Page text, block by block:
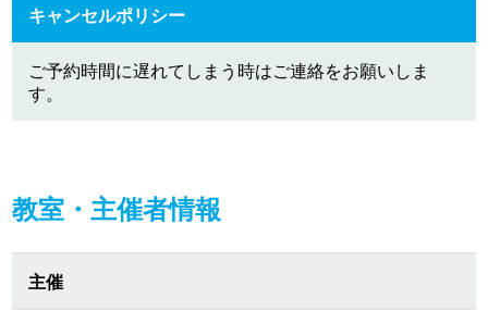
キャンセルポリシー
ご予約時間に遅れてしまう時はご連絡をお願いしま
す。
教室・主催者情報
主催